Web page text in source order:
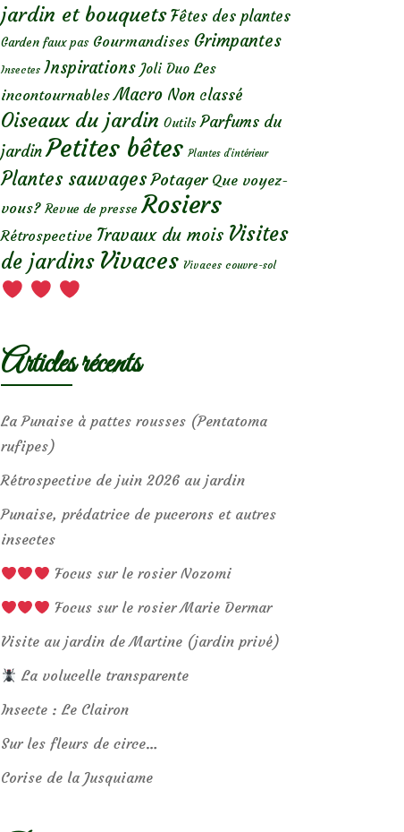
jardin et bouquets Fêtes des plantes
Garden faux pas Gourmandises Grimpantes
Insectes Inspirations Joli Duo Les
incontournables Macro Non classé
Oiseaux du jardin Outils Parfums du
jardin Petites bêtes Plantes d’intérieur
Plantes sauvages Potager Que voyez-
vous? Revue de presse Rosiers
Rétrospective Travaux du mois Visites
de jardins Vivaces Vivaces couvre-sol
Articles récents
La Punaise à pattes rousses (Pentatoma
rufipes)
Rétrospective de juin 2026 au jardin
Punaise, prédatrice de pucerons et autres
insectes
Focus sur le rosier Nozomi
Focus sur le rosier Marie Dermar
Visite au jardin de Martine (jardin privé)
La volucelle transparente
Insecte : Le Clairon
Sur les fleurs de circe…
Corise de la Jusquiame